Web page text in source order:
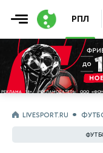
РПЛ
LIVESPORT.RU